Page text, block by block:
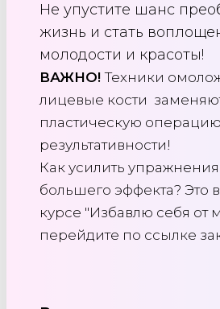
Не упустите шанс
жизнь и стать
молодости и красоты!
ВАЖНО!Техники
лицевые кости
пластическую
результативности!
Как усилить упражнения
большего эффекта? Это
курсе "Избавлю себя от
перейдите по ссылке